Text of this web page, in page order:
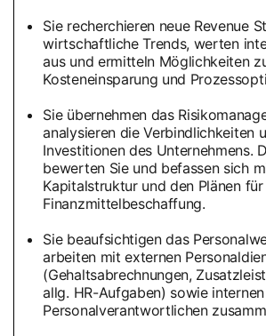
Sie recherchieren neue Revenue
wirtschaftliche Trends, werten
aus und ermitteln Möglichkeiten
Kosteneinsparung und
Sie übernehmen das
analysieren die Verbindlichkeiten
Investitionen des Unternehmens.
bewerten Sie und befassen sich
Kapitalstruktur und den Plänen
Finanzmittelbeschaffung.
Sie beaufsichtigen das
arbeiten mit externen
(Gehaltsabrechnungen,
allg. HR-Aufgaben) sowie internen
Personalverantwortlichen